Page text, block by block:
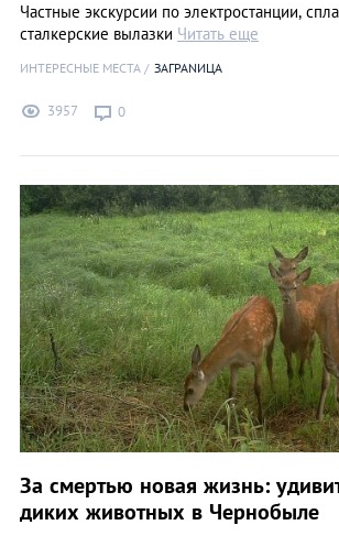
Частные экскурсии по электростанции,
сталкерские вылазки Читать еще
ИНТЕРЕСНЫЕ МЕСТА ЗАГРАNИЦА
3957 0
За смертью новая жизнь:
диких животных в Чернобыле